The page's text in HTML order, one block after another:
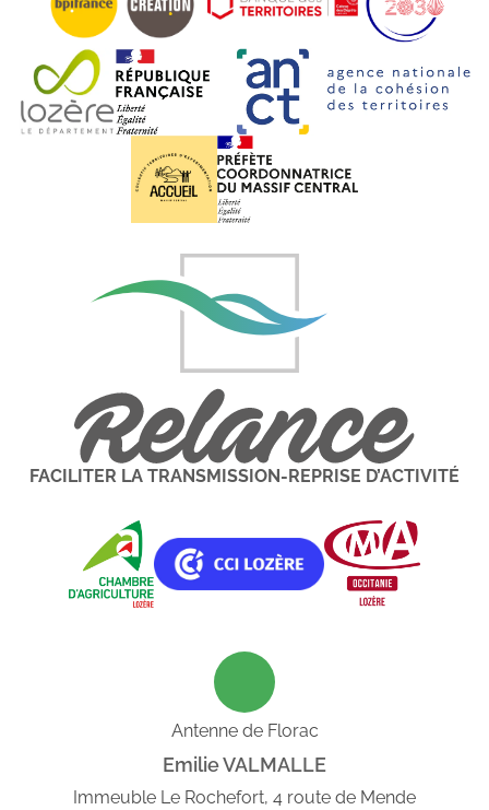
FACILITER LA TRANSMISSION-REPRISE D’ACTIVITÉ
Antenne de Florac
Emilie VALMALLE
Immeuble Le Rochefort, 4 route de Mende